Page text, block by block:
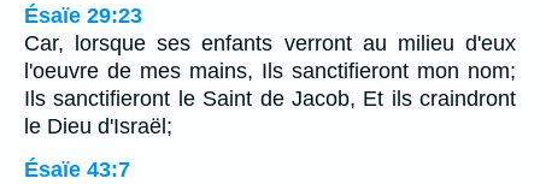
Ésaïe 29:23
Car, lorsque ses enfants verront au milieu d'eux
l'oeuvre de mes mains, Ils sanctifieront mon nom;
Ils sanctifieront le Saint de Jacob, Et ils craindront
le Dieu d'Israël;
Ésaïe 43:7